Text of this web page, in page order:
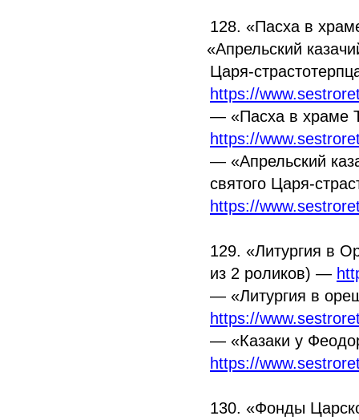
128. «Пасха в
«Апрельский
Царя-
https://
— «Пасха в храме
https://
— «Апрельский
святого Царя-
https://
129. «Литургия в
из 2 роликов) —
— «Литургия в
https://
— «Казаки у
https://
130. «Фонды